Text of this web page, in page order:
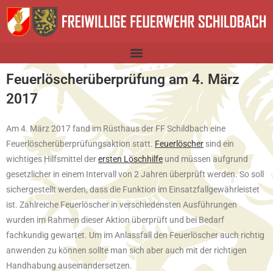
Feuerlöscherüberprüfung am 4. März
2017
Am 4. März 2017 fand im Rüsthaus der FF Schildbach eine
Feuerlöscherüberprüfungsaktion statt.Feuerlöscher sind ein
wichtiges Hilfsmittel derersten Löschhilfe und müssen aufgrund
gesetzlicher in einem Intervall von 2 Jahren überprüft werden. So soll
sichergestellt werden, dass die Funktion im Einsatzfallgewährleistet
ist. Zahlreiche Feuerlöscher in verschiedensten Ausführungen
wurden im Rahmen dieser Aktion überprüft und bei Bedarf
fachkundig gewartet. Um im Anlassfall den Feuerlöscher auch richtig
anwenden zu können sollte man sich aber auch mit der richtigen
Handhabung auseinandersetzen.